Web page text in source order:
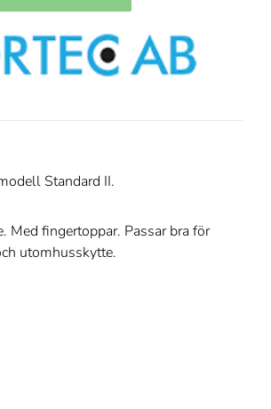
Standard II.
Med fingertoppar. Passar bra för
utomhusskytte.